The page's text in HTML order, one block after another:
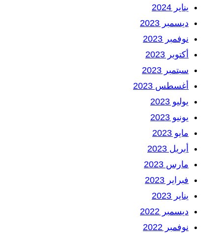
يناير 2024
ديسمبر 2023
نوفمبر 2023
أكتوبر 2023
سبتمبر 2023
أغسطس 2023
يوليو 2023
يونيو 2023
مايو 2023
أبريل 2023
مارس 2023
فبراير 2023
يناير 2023
ديسمبر 2022
نوفمبر 2022